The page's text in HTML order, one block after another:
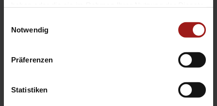
Notwendig
Präferenzen
Statistiken
Ebbinghaus in Unna